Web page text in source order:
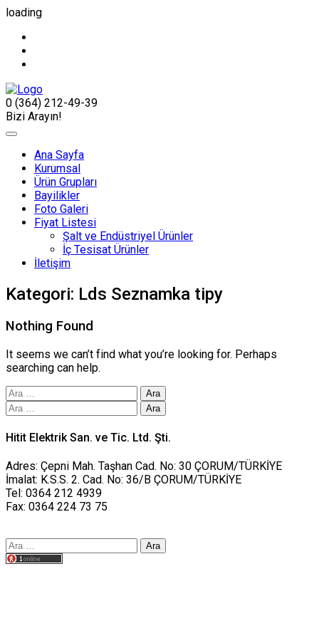
loading
0 (364) 212-49-39
Bizi Arayın!
Ana Sayfa
Kurumsal
Ürün Grupları
Bayilikler
Foto Galeri
Fiyat Listesi
Şalt ve Endüstriyel Ürünler
İç Tesisat Ürünler
İletişim
Kategori: Lds Seznamka tipy
Nothing Found
It seems we can’t find what you’re looking for. Perhaps
searching can help.
Arama:
Arama:
Hitit Elektrik San. ve Tic. Ltd. Şti.
Adres: Çepni Mah. Taşhan Cad. No: 30 ÇORUM/TÜRKİYE
İmalat: K.S.S. 2. Cad. No: 36/B ÇORUM/TÜRKİYE
Tel: 0364 212 4939
Fax: 0364 224 73 75
Arama: